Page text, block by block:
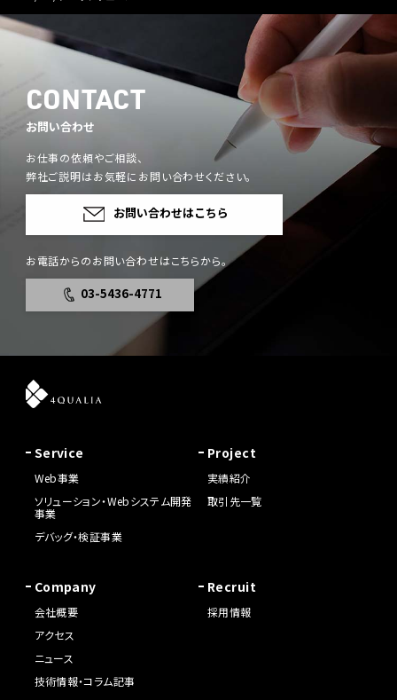
CONTACT
お問い合わせ
お仕事の依頼やご相談、
弊社ご説明はお気軽にお問い合わせください。
お問い合わせはこちら
お電話からのお問い合わせはこちらから。
03-5436-4771
Service
Web事業
ソリューション・Webシステム開発
事業
デバッグ・検証事業
Project
実績紹介
取引先一覧
Company
会社概要
アクセス
ニュース
技術情報・コラム記事
Recruit
採用情報